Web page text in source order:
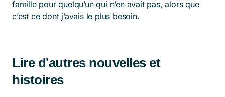
famille pour quelqu’un qui n’en avait pas, alors que
c’est ce dont j’avais le plus besoin.
Lire d'autres nouvelles et
histoires